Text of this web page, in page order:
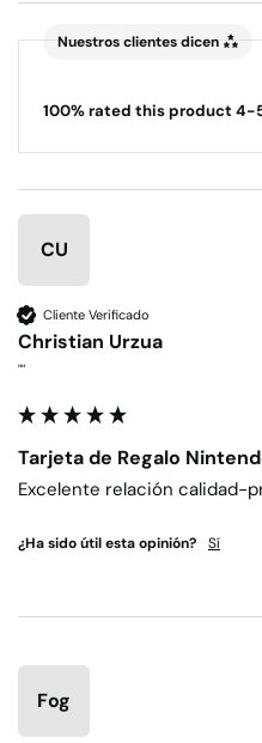
Nuestros clientes dicen
100% rated this product 4-
CU
Cliente Verificado
Christian Urzua
""
Tarjeta de Regalo
Excelente relación calidad-
¿Ha sido útil esta opinión? Sí
Fog